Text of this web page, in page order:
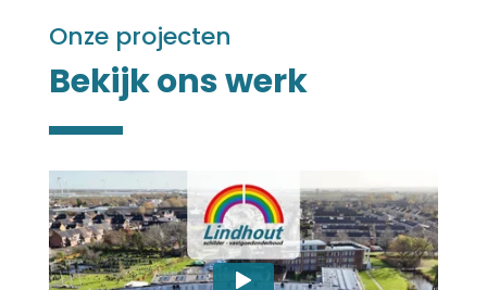
Onze projecten
Bekijk ons werk